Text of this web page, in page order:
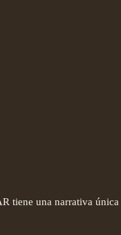
tiene una narrativa